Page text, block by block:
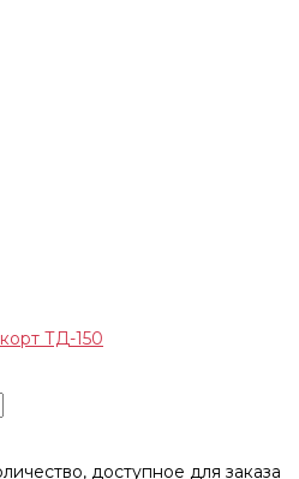
ТД-150
доступное для заказа